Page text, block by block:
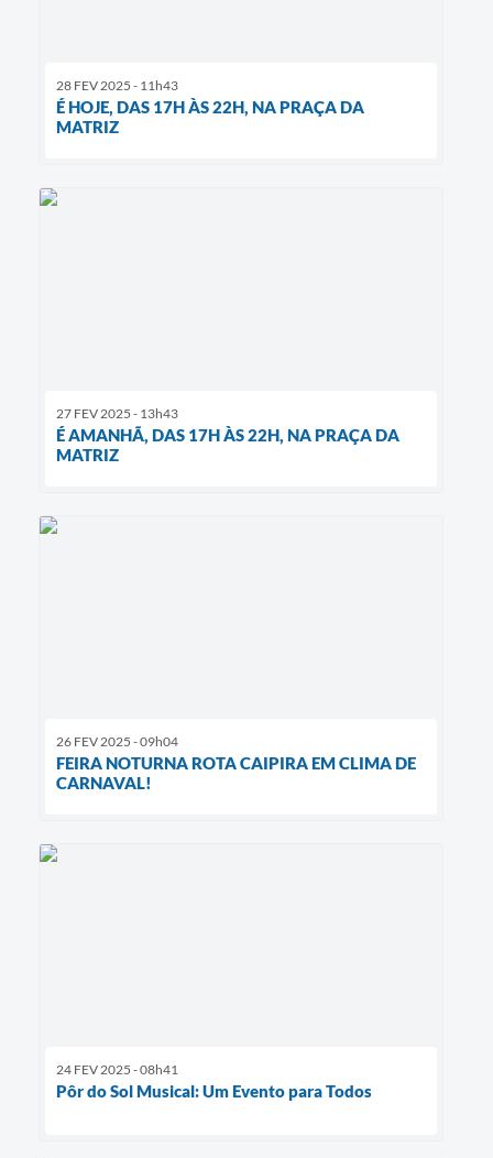
28 FEV 2025 - 11h43
É HOJE, DAS 17H ÀS 22H, NA PRAÇA DA
MATRIZ
27 FEV 2025 - 13h43
É AMANHÃ, DAS 17H ÀS 22H, NA PRAÇA DA
MATRIZ
26 FEV 2025 - 09h04
FEIRA NOTURNA ROTA CAIPIRA EM CLIMA DE
CARNAVAL!
24 FEV 2025 - 08h41
Pôr do Sol Musical: Um Evento para Todos